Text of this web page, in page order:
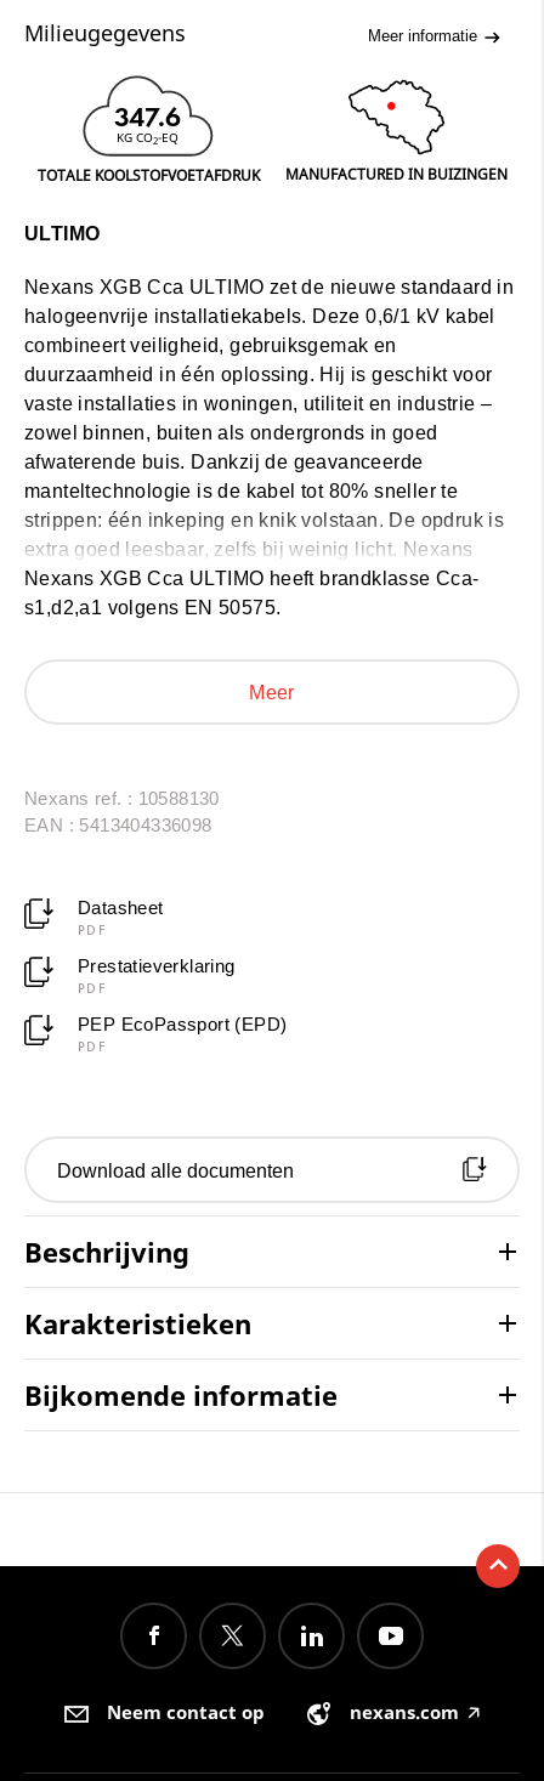
Milieugegevens Meer informatie
347.6
KG CO2-EQ
TOTALE KOOLSTOFVOETAFDRUK MANUFACTURED IN BUIZINGEN
ULTIMO
Nexans XGB Cca ULTIMO zet de nieuwe standaard in
halogeenvrije installatiekabels. Deze 0,6/1 kV kabel
combineert veiligheid, gebruiksgemak en
duurzaamheid in één oplossing. Hij is geschikt voor
vaste installaties in woningen, utiliteit en industrie –
zowel binnen, buiten als ondergronds in goed
afwaterende buis. Dankzij de geavanceerde
manteltechnologie is de kabel tot 80% sneller te
strippen: één inkeping en knik volstaan. De opdruk is
extra goed leesbaar, zelfs bij weinig licht. Nexans
XGB Cca ULTIMOis UV-bestendig, bestand tegen
temperaturen van -20 °C tot +60 °C, en biedt een
samenstelling. Geproduceerd in België en voorzien
van een milieupaspoort (PEP EcoPassport) voor
transparantie over de ecologische voetafdruk.
Nexans XGB Cca ULTIMO heeft brandklasse Cca-
s1,d2,a1 volgens EN 50575.
Meer
Nexans ref. : 10588130
EAN : 5413404336098
Datasheet
PDF
Prestatieverklaring
PDF
PEP EcoPassport (EPD)
PDF
Download alle documenten
Beschrijving
Karakteristieken
Bijkomende informatie
Neem contact op nexans.com 🡥